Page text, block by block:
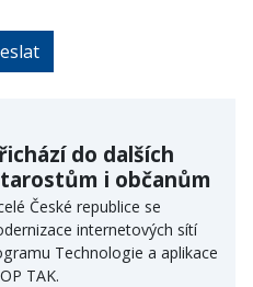
do dalších
i občanům
České republice se
internetových sítí
Technologie a aplikace
TAK.